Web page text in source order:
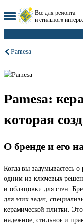
Все для ремонта
и стильного
Pamesa
Pamesa:
которая
О бренде и его
Когда вы задумываетесь
одним из ключевых
и облицовки для стен.
для этих задач,
керамической плитки.
надежное, стильное и